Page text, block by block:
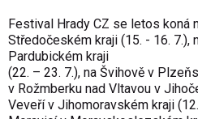
Festival Hrady CZ se letos koná
Středočeském kraji (15. - 16. 7.),
Pardubickém kraji
(22. – 23. 7.), na Švihově v
v Rožmberku nad Vltavou v
Veveří v Jihomoravském kraji